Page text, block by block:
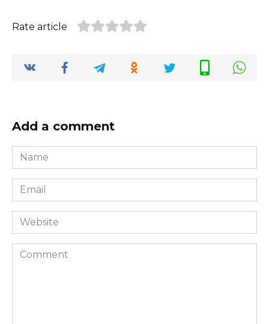
Rate article
Add a comment
Name
*
Email
*
Website
Comment